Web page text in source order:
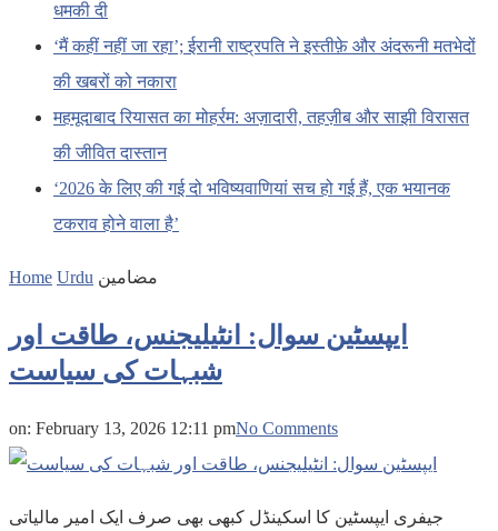
धमकी दी
‘मैं कहीं नहीं जा रहा’; ईरानी राष्ट्रपति ने इस्तीफ़े और अंदरूनी मतभेदों
की खबरों को नकारा
महमूदाबाद रियासत का मोहर्रम: अज़ादारी, तहज़ीब और साझी विरासत
की जीवित दास्तान
‘2026 के लिए की गई दो भविष्यवाणियां सच हो गई हैं, एक भयानक
टकराव होने वाला है’
Home Urdu مضامین
ایپسٹین سوال: انٹیلیجنس، طاقت اور
شبہات کی سیاست
on: February 13, 2026 12:11 pmNo Comments
جیفری ایپسٹین کا اسکینڈل کبھی بھی صرف ایک امیر مالیاتی